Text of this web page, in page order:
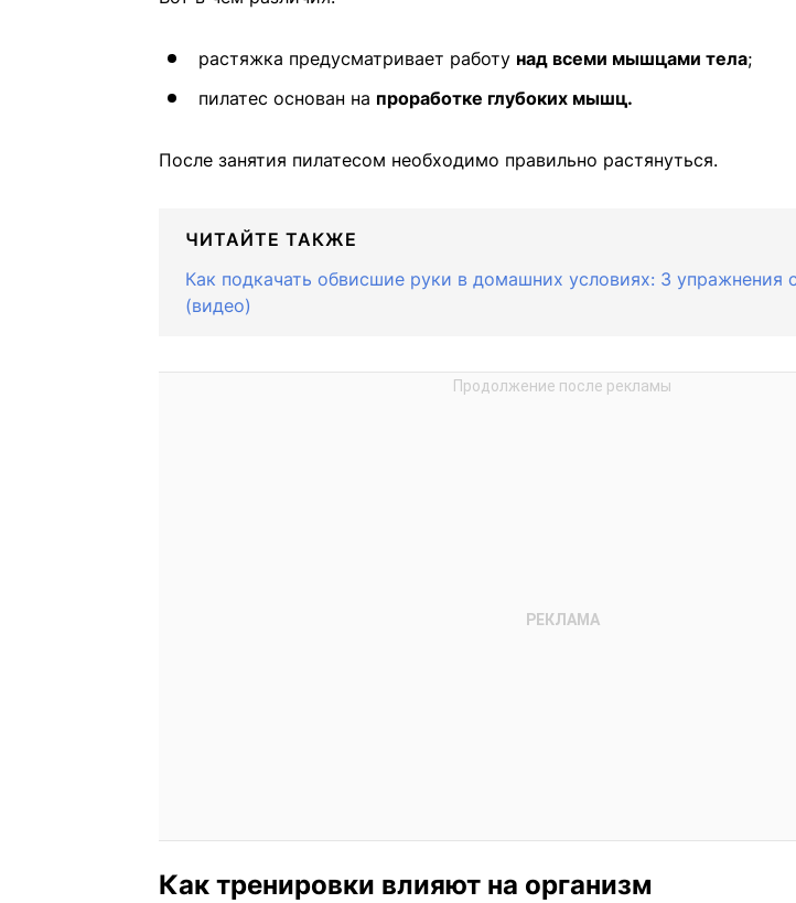
растяжка предусматривает работу над всеми мышцами тела;
пилатес основан на проработке глубоких мышц.
После занятия пилатесом необходимо правильно растянуться.
ЧИТАЙТЕ ТАКЖЕ
Как подкачать обвисшие руки в домашних условиях: 3 упражнения
(видео)
Как тренировки влияют на организм